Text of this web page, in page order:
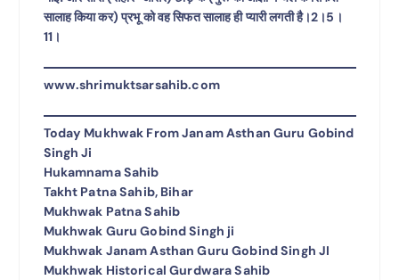
सालाह किया कर) प्रभू को वह सिफत सालाह ही प्यारी लगती है।2।5।
11।
www.shrimuktsarsahib.com
Today Mukhwak From Janam Asthan Guru Gobind
Singh Ji
Hukamnama Sahib
Takht Patna Sahib, Bihar
Mukhwak Patna Sahib
Mukhwak Guru Gobind Singh ji
Mukhwak Janam Asthan Guru Gobind Singh JI
Mukhwak Historical Gurdwara Sahib